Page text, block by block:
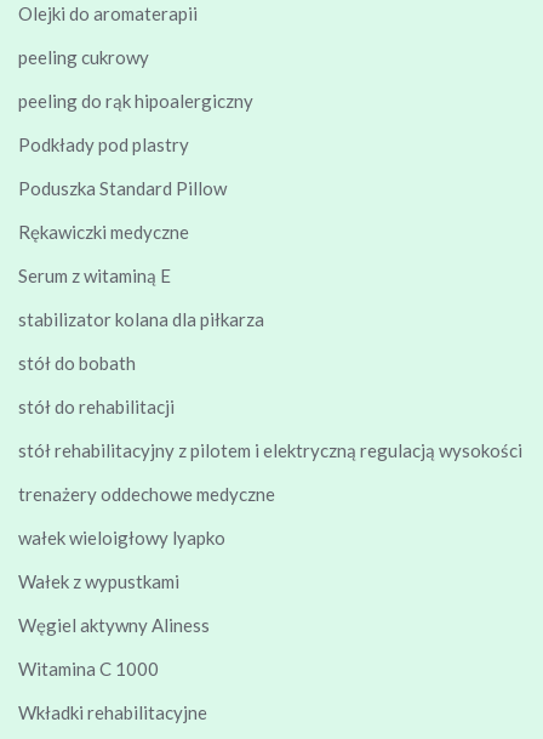
Olejki do aromaterapii
peeling cukrowy
peeling do rąk hipoalergiczny
Podkłady pod plastry
Poduszka Standard Pillow
Rękawiczki medyczne
Serum z witaminą E
stabilizator kolana dla piłkarza
stół do bobath
stół do rehabilitacji
stół rehabilitacyjny z pilotem i elektryczną regulacją wysokości
trenażery oddechowe medyczne
wałek wieloigłowy lyapko
Wałek z wypustkami
Węgiel aktywny Aliness
Witamina C 1000
Wkładki rehabilitacyjne